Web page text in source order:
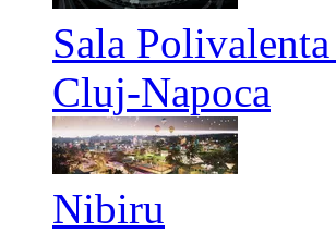
Sala
Cluj-Napoca
Nibiru